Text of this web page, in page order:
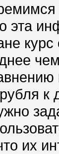
эта
курс
их